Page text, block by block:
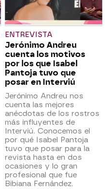
ENTREVISTA
Jerónimo Andreu
cuenta los motivos
por los que Isabel
Pantoja tuvo que
posar en Interviú
Jerónimo Andreu nos
cuenta las mejores
anécdotas de los rostros
más influyentes de
Interviú. Conocemos el
por qué Isabel Pantoja
tuvo que posar para la
revista hasta en dos
ocasiones y lo gran
profesional que fue
Bibiana Fernández.